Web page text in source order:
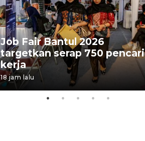
Job Fair Bantul 2026
targetkan serap 750 pencari
kerja
18 jam lalu